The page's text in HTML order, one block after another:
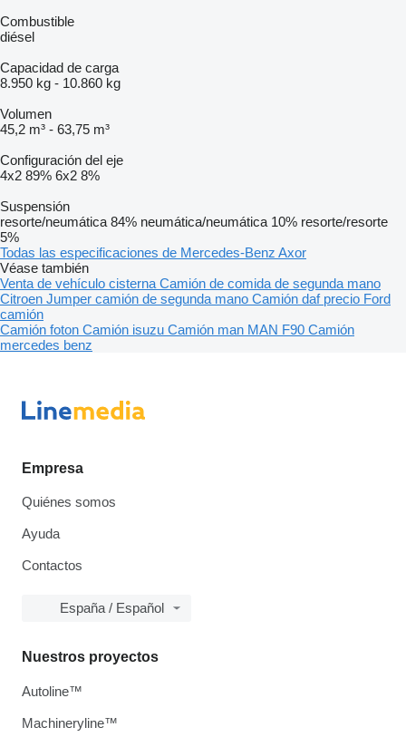
Combustible
diésel
Capacidad de carga
8.950 kg - 10.860 kg
Volumen
45,2 m³ - 63,75 m³
Configuración del eje
4x2 89% 6x2 8%
Suspensión
resorte/neumática 84% neumática/neumática 10% resorte/resorte
5%
Todas las especificaciones de Mercedes-Benz Axor
Véase también
Venta de vehículo cisterna Camión de comida de segunda mano
Citroen Jumper camión de segunda mano Camión daf precio Ford
camión
Camión foton Camión isuzu Camión man MAN F90 Camión
mercedes benz
Empresa
Quiénes somos
Ayuda
Contactos
España / Español
Nuestros proyectos
Autoline™
Machineryline™